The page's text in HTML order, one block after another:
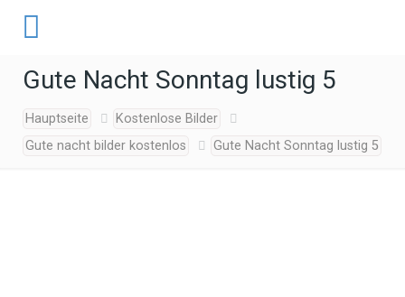
Gute Nacht Sonntag lustig 5
Hauptseite
Kostenlose Bilder
Gute nacht bilder kostenlos
Gute Nacht Sonntag lustig 5